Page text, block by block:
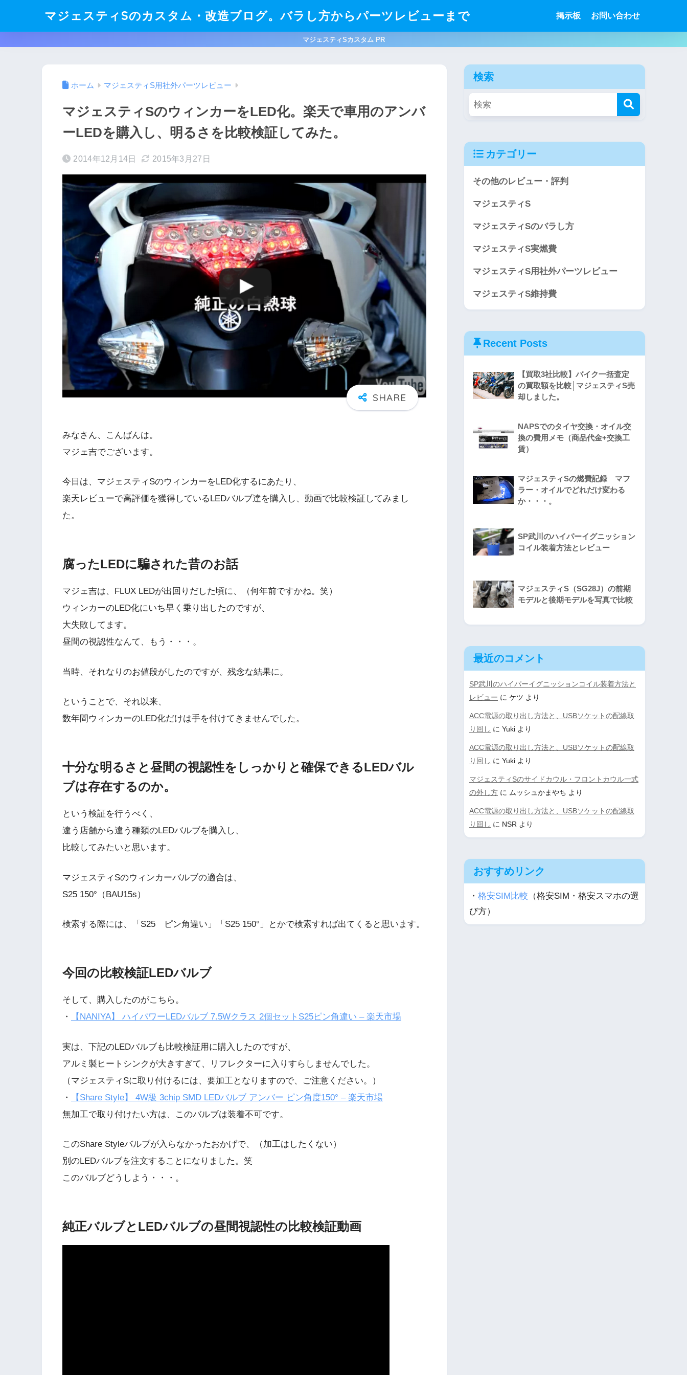
マジェスティSのカスタム・改造ブログ。バラし方からパーツレビューまで 掲示板 お問い合わせ
マジェスティSカスタム PR
ホーム マジェスティS用社外パーツレビュー
マジェスティSのウィンカーをLED化。楽天で車用のアンバ
ーLEDを購入し、明るさを比較検証してみた。
2014年12月14日 2015年3月27日
みなさん、こんばんは。
マジェ吉でございます。
今日は、マジェスティSのウィンカーをLED化するにあたり、
楽天レビューで高評価を獲得しているLEDバルブ達を購入し、動画で比較検証してみまし
た。
腐ったLEDに騙された昔のお話
マジェ吉は、FLUX LEDが出回りだした頃に、（何年前ですかね。笑）
ウィンカーのLED化にいち早く乗り出したのですが、
大失敗してます。
昼間の視認性なんて、もう・・・。
当時、それなりのお値段がしたのですが、残念な結果に。
ということで、それ以来、
数年間ウィンカーのLED化だけは手を付けてきませんでした。
十分な明るさと昼間の視認性をしっかりと確保できるLEDバル
ブは存在するのか。
という検証を行うべく、
違う店舗から違う種類のLEDバルブを購入し、
比較してみたいと思います。
マジェスティSのウィンカーバルブの適合は、
S25 150°（BAU15s）
検索する際には、「S25 ピン角違い」「S25 150°」とかで検索すれば出てくると思います。
今回の比較検証LEDバルブ
そして、購入したのがこちら。
・
【NANIYA】 ハイパワーLEDバルブ 7.5Wクラス 2個セットS25ピン角違い – 楽天市場
実は、下記のLEDバルブも比較検証用に購入したのですが、
アルミ製ヒートシンクが大きすぎて、リフレクターに入りすらしませんでした。
（マジェスティSに取り付けるには、要加工となりますので、ご注意ください。）
・
【Share Style】 4W級 3chip SMD LEDバルブ アンバー ピン角度150° – 楽天市場
無加工で取り付けたい方は、このバルブは装着不可です。
このShare Styleバルブが入らなかったおかげで、（加工はしたくない）
別のLEDバルブを注文することになりました。笑
このバルブどうしよう・・・。
純正バルブとLEDバルブの昼間視認性の比較検証動画
検索
カテゴリー
その他のレビュー・評判
マジェスティS
マジェスティSのバラし方
マジェスティS実燃費
マジェスティS用社外パーツレビュー
マジェスティS維持費
Recent Posts
【買取3社比較】バイク一括査定
の買取額を比較│マジェスティS売
却しました。
NAPSでのタイヤ交換・オイル交
換の費用メモ（商品代金+交換工
賃）
マジェスティSの燃費記録 マフ
ラー・オイルでどれだけ変わる
か・・・。
SP武川のハイパーイグニッション
コイル装着方法とレビュー
マジェスティS（SG28J）の前期
モデルと後期モデルを写真で比較
最近のコメント
SP武川のハイパーイグニッションコイル装着方法と
レビュー に ケツ より
ACC電源の取り出し方法と、USBソケットの配線取
り回し に Yuki より
ACC電源の取り出し方法と、USBソケットの配線取
り回し に Yuki より
マジェスティSのサイドカウル・フロントカウル一式
の外し方 に ムッシュかまやち より
ACC電源の取り出し方法と、USBソケットの配線取
り回し に NSR より
おすすめリンク
・ 格安SIM比較 （格安SIM・格安スマホの選
び方）